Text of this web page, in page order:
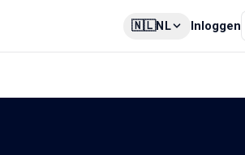
🇳🇱NL Inloggen